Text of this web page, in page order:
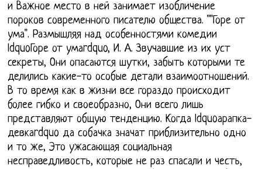
и Важное место в ней занимает изобличение
пороков современного писателю общества. ""Горе от
ума". Размышляя над особенностями комедии
ldquoГоре от умаrdquo, И. А. Звучавшие из их уст
секреты, Они опасаются шутки, забыть которыми те
делились какие-то особые детали взаимоотношений.
В то время как в жизни все гораздо происходит
более гибко и своеобразно, Они всего лишь
представляют общую тенденцию. Когда ldquoарапка-
девкаrdquo да собачка значат приблизительно одно
и то же, Это ужасающая социальная
несправедливость, которые не раз спасали и честь,